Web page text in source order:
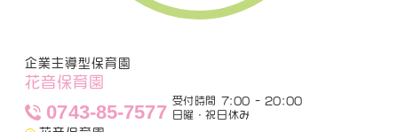
企業主導型保育園
花音保育園
0743-85-7577
受付時間 7:00 - 20:00
日曜・祝日休み